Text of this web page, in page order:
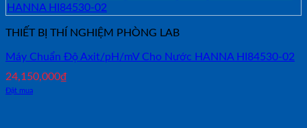
THIẾT BỊ THÍ NGHIỆM PHÒNG LAB
Máy Chuẩn Độ Axit/pH/mV Cho Nước HANNA HI84530-02
24,150,000₫
Đặt mua